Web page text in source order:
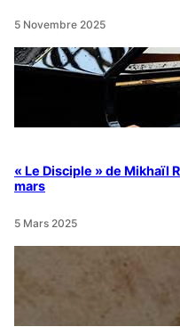
5 Novembre 2025
« Le Disciple » de Mikhaïl
mars
5 Mars 2025